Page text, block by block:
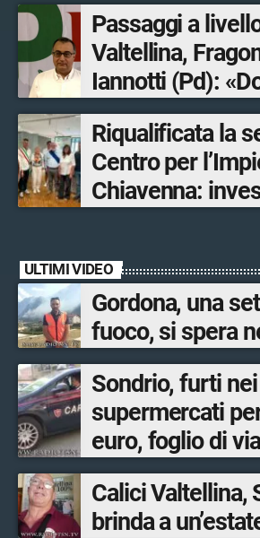
Passaggi a
Valtellina,
Iannotti (Pd):
Olimpiadi solo
opere
ultimato entro il
Riqualificata la
Centro per
Chiavenna:
ULTIMI VIDEO
Gordona, una
fuoco, si spera
Sondrio, furti nei
supermercati
euro, foglio di
ventinovenne
Calici Valtellina,
brinda a